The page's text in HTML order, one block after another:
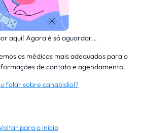
aqui! Agora é só aguardar…
os médicos mais adequados para o
de contato e agendamento.
falar sobre canabidiol?
para o início